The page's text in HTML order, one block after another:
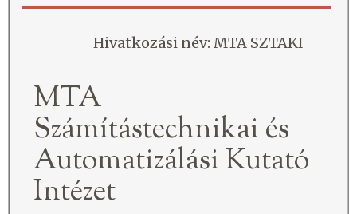
Hivatkozási név: MTA SZTAKI
MTA
Számítástechnikai és
Automatizálási Kutató
Intézet